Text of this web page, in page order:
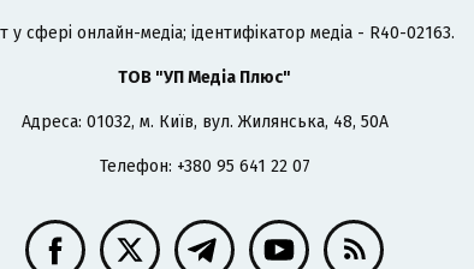
у сфері онлайн-медіа; ідентифікатор медіа - R40-02163.
ТОВ "УП Медіа Плюс"
Адреса: 01032, м. Київ, вул. Жилянська, 48, 50А
Телефон: +380 95 641 22 07